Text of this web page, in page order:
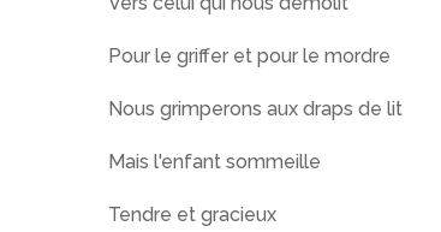
Pour le griffer et pour le mordre
Nous grimperons aux draps de lit
Mais l'enfant sommeille
Tendre et gracieux